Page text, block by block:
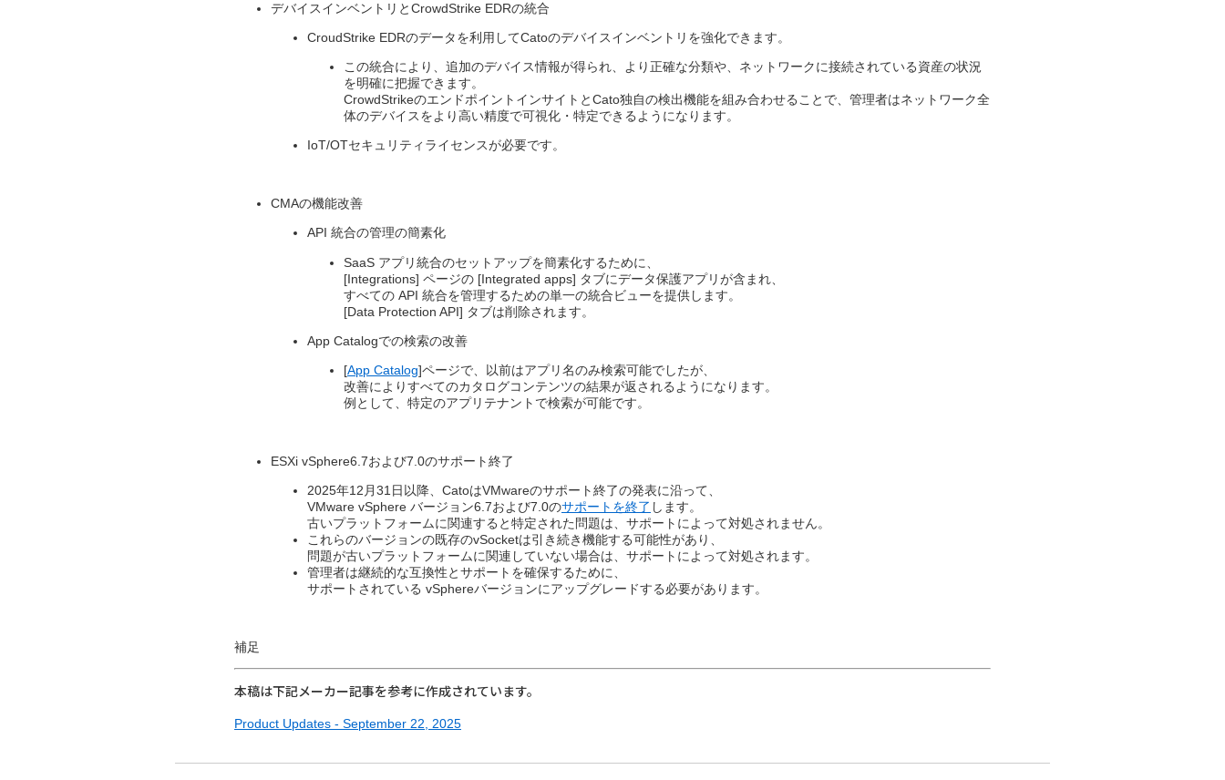
デバイスインベントリとCrowdStrike EDRの統合​
CroudStrike EDRのデータを利用してCatoのデバイスインベントリを強化できます。​
この統合により、追加のデバイス情報が得られ、より正確な分類や、ネットワークに接続されている資産の状況
を明確に把握できます。
CrowdStrikeのエンドポイントインサイトとCato独自の検出機能を組み合わせることで、管理者はネットワーク全
体のデバイスをより高い精度で可視化・特定できるようになります。​
IoT/OTセキュリティライセンスが必要です。
CMAの機能改善​
API 統合の管理の簡素化​
SaaS アプリ統合のセットアップを簡素化するために、​
[Integrations] ページの [Integrated apps] タブにデータ保護アプリが含まれ、​
すべての API 統合を管理するための単一の統合ビューを提供します。​
[Data Protection API] タブは削除されます。​
App Catalogでの検索の改善​
[App Catalog]ページで、以前はアプリ名のみ検索可能でしたが、​
改善によりすべてのカタログコンテンツの結果が返されるようになります。​
例として、特定のアプリテナントで検索が可能です。​
ESXi vSphere6.7および7.0のサポート終了​
2025年12月31日以降、CatoはVMwareのサポート終了の発表に沿って、​
VMware vSphere バージョン6.7および7.0のサポートを終了 します。​
古いプラットフォームに関連すると特定された問題は、​サポートによって対処されません。​
これらのバージョンの既存のvSocketは引き続き機能する可能性があり、​
問題が古いプラットフォームに関連していない場合は、​サポートによって対処されます。​
管理者は継続的な互換性とサポートを確保するために、​
サポートされている vSphereバージョンにアップグレードする必要があります。​
補足
本稿は下記メーカー記事を参考に作成されています。
Product Updates - September 22, 2025